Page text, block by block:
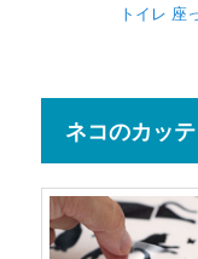
トイレ 座
ネコのカッ